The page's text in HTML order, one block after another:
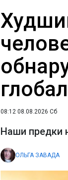
08:12 08.08.2026 Сб
Наши предки
ОЛЬГА ЗАВАДА